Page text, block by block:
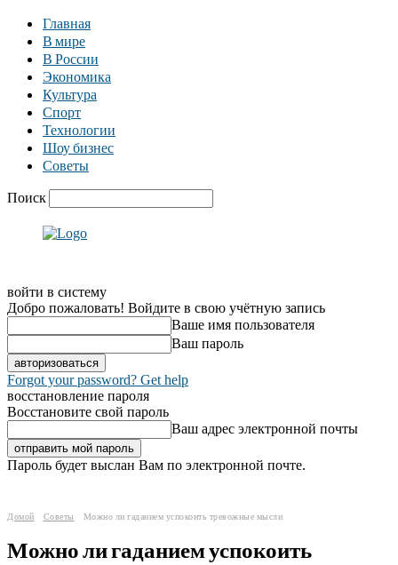
Главная
В мире
В России
Экономика
Культура
Спорт
Технологии
Шоу бизнес
Советы
Поиск
войти в систему
Добро пожаловать! Войдите в свою учётную запись
Ваше имя пользователя
Ваш пароль
Forgot your password? Get help
восстановление пароля
Восстановите свой пароль
Ваш адрес электронной почты
Пароль будет выслан Вам по электронной почте.
Домой Советы Можно ли гаданием успокоить тревожные мысли
Можно ли гаданием успокоить